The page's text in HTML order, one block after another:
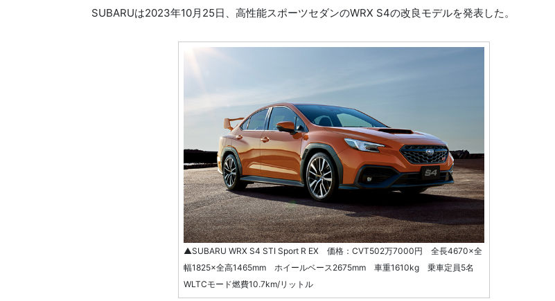
SUBARUは2023年10月25日、高性能スポーツセダンのWRX S4の改良モデルを発表した。
▲SUBARU WRX S4 STI Sport R EX 価格：CVT502万7000円 全長4670×全
幅1825×全高1465mm ホイールベース2675mm 車重1610kg 乗車定員5名
WLTCモード燃費10.7km/リットル